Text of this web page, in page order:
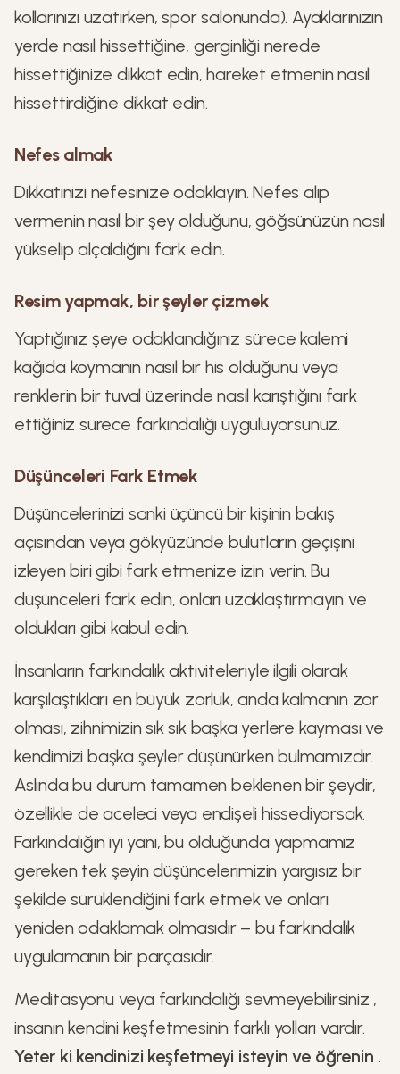
kollarınızı uzatırken, spor salonunda). Ayaklarınızın
yerde nasıl hissettiğine, gerginliği nerede
hissettiğinize dikkat edin, hareket etmenin nasıl
hissettirdiğine dikkat edin.
Nefes almak
Dikkatinizi nefesinize odaklayın. Nefes alıp
vermenin nasıl bir şey olduğunu, göğsünüzün nasıl
yükselip alçaldığını fark edin.
Resim yapmak, bir şeyler çizmek
Yaptığınız şeye odaklandığınız sürece kalemi
kağıda koymanın nasıl bir his olduğunu veya
renklerin bir tuval üzerinde nasıl karıştığını fark
ettiğiniz sürece farkındalığı uyguluyorsunuz.
Düşünceleri Fark Etmek
Düşüncelerinizi sanki üçüncü bir kişinin bakış
açısından veya gökyüzünde bulutların geçişini
izleyen biri gibi fark etmenize izin verin. Bu
düşünceleri fark edin, onları uzaklaştırmayın ve
oldukları gibi kabul edin.
İnsanların farkındalık aktiviteleriyle ilgili olarak
karşılaştıkları en büyük zorluk, anda kalmanın zor
olması, zihnimizin sık sık başka yerlere kayması ve
kendimizi başka şeyler düşünürken bulmamızdır.
Aslında bu durum tamamen beklenen bir şeydir,
özellikle de aceleci veya endişeli hissediyorsak.
Farkındalığın iyi yanı, bu olduğunda yapmamız
gereken tek şeyin düşüncelerimizin yargısız bir
şekilde sürüklendiğini fark etmek ve onları
yeniden odaklamak olmasıdır – bu farkındalık
uygulamanın bir parçasıdır.
Meditasyonu veya farkındalığı sevmeyebilirsiniz ,
insanın kendini keşfetmesinin farklı yolları vardır.
Yeter ki kendinizi keşfetmeyi isteyin ve öğrenin .